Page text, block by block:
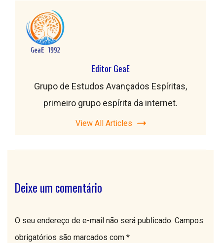
Editor GeaE
Grupo de Estudos Avançados Espíritas,
primeiro grupo espírita da internet.
View All Articles
Deixe um comentário
O seu endereço de e-mail não será publicado. Campos
obrigatórios são marcados com *